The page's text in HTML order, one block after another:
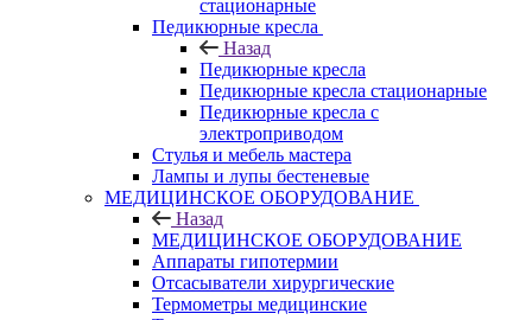
стационарные
Педикюрные кресла
Назад
Педикюрные кресла
Педикюрные кресла стационарные
Педикюрные кресла с
электроприводом
Стулья и мебель мастера
Лампы и лупы бестеневые
МЕДИЦИНСКОЕ ОБОРУДОВАНИЕ
Назад
МЕДИЦИНСКОЕ ОБОРУДОВАНИЕ
Аппараты гипотермии
Отсасыватели хирургические
Термометры медицинские